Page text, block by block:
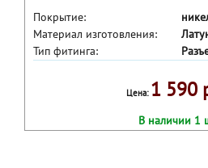
Покрытие:
Материал изготовления:
Тип фитинга:
Цена: 1 590
В наличии 1